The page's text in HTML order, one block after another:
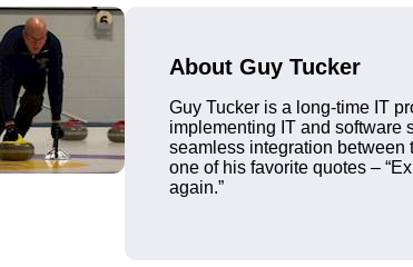
About Guy Tucker
Guy Tucker is a long-time IT
implementing IT and software
seamless integration between
one of his favorite quotes –
again.”